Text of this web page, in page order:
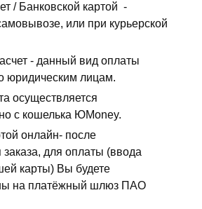
/ Банковской картой -
или при курьерской
- данный вид оплаты
юридическим лицам.
осуществляется
с кошелька ЮMoney.
онлайн- после
для оплаты (ввода
карты) Вы будете
на платёжный шлюз ПАО